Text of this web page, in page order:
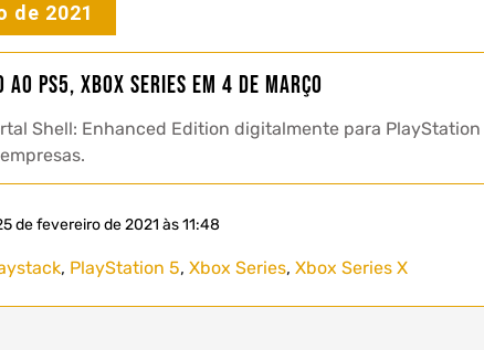
de 2021
PS5, Xbox Series em 4 de março
Shell: Enhanced Edition digitalmente para PlayStation
de fevereiro de 2021 às 11:48
, PlayStation 5, Xbox Series, Xbox Series X